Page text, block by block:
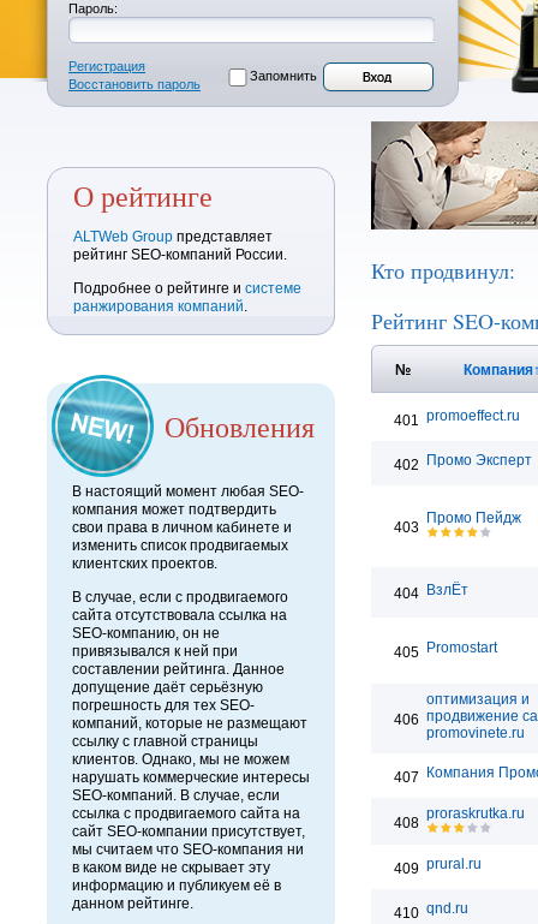
Пароль:
Регистрация
Восстановить пароль
Запомнить
О рейтинге
ALTWeb Group представляет
рейтинг SEO-компаний России.
Подробнее о рейтинге и системе
ранжирования компаний.
Обновления
В настоящий момент любая SEO-
компания может подтвердить
свои права в личном кабинете и
изменить список продвигаемых
клиентских проектов.
В случае, если с продвигаемого
сайта отсутствовала ссылка на
SEO-компанию, он не
привязывался к ней при
составлении рейтинга. Данное
допущение даёт серьёзную
погрешность для тех SEO-
компаний, которые не размещают
ссылку с главной страницы
клиентов. Однако, мы не можем
нарушать коммерческие интересы
SEO-компаний. В случае, если
ссылка с продвигаемого сайта на
сайт SEO-компании присутствует,
мы считаем что SEO-компания ни
в каком виде не скрывает эту
информацию и публикуем её в
данном рейтинге.
Кто продвинул:
Рейтинг SEO-
№ Компания
401 promoeffect.ru
402 Промо Эксперт
403
Промо Пейдж
404 ВзлЁт
405 Promostart
406
оптимизация и
продвижение
promovinete.ru
407 Компания
408
proraskrutka.ru
409 prural.ru
410 qnd.ru